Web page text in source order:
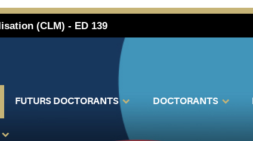
(CLM) - ED 139
FUTURS DOCTORANTS DOCTORANTS